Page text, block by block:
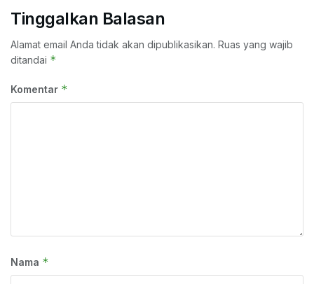
Tinggalkan Balasan
Alamat email Anda tidak akan dipublikasikan. Ruas yang wajib
ditandai *
Komentar *
Nama *